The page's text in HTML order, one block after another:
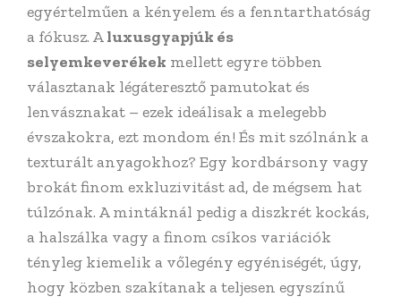
egyértelműen a kényelem és a fenntarthatóság
a fókusz. Aluxusgyapjúk és
selyemkeverékek mellett egyre többen
választanak légáteresztő pamutokat és
lenvásznakat – ezek ideálisak a melegebb
évszakokra, ezt mondom én! És mit szólnánk a
texturált anyagokhoz? Egy kordbársony vagy
brokát finom exkluzivitást ad, de mégsem hat
túlzónak. A mintáknál pedig a diszkrét kockás,
a halszálka vagy a finom csíkos variációk
tényleg kiemelik a vőlegény egyéniségét, úgy,
hogy közben szakítanak a teljesen egyszínű